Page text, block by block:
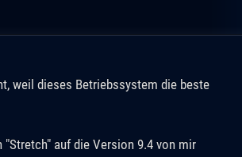
weil dieses Betriebssystem die beste
"Stretch" auf die Version 9.4 von mir